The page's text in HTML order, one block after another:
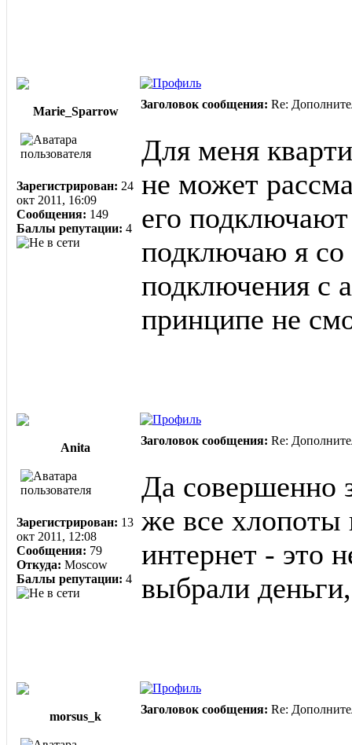
Marie_Sparrow
Заголовок сообщения: Re:
Зарегистрирован: 24
окт 2011, 16:09
Сообщения: 149
Баллы репутации: 4
Для меня
не может
его
подключаю я со
подключения с
принципе не
Anita
Заголовок сообщения: Re:
Зарегистрирован: 13
окт 2011, 12:08
Сообщения: 79
Откуда: Moscow
Баллы репутации: 4
Да совершенно
же все хлопоты
интернет - это
выбрали
morsus_k
Заголовок сообщения: Re: